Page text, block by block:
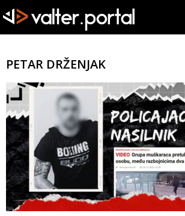
PETAR DRŽENJAK